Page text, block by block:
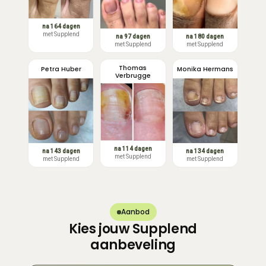
na 164 dagen
met Supplend
na 97 dagen
met Supplend
na 180 dagen
met Supplend
Petra Huber
na 143 dagen
met Supplend
Thomas
Verbrugge
na 114 dagen
met Supplend
Monika Hermans
na 134 dagen
met Supplend
Aanbod
Kies jouw Supplend
aanbeveling